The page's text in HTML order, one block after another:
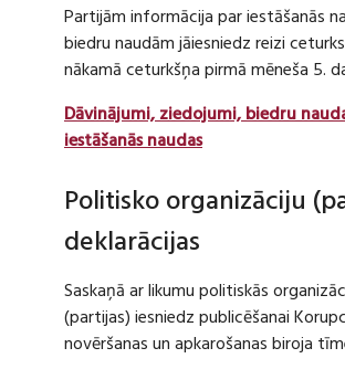
Partijām informācija par iestāšanās
biedru naudām jāiesniedz reizi
nākamā ceturkšņa pirmā mēneša 5.
Dāvinājumi, ziedojumi, biedru
iestāšanās naudas
Politisko organizāciju
deklarācijas
Saskaņā ar likumu politiskās
(partijas) iesniedz publicēšanai
novēršanas un apkarošanas biroja